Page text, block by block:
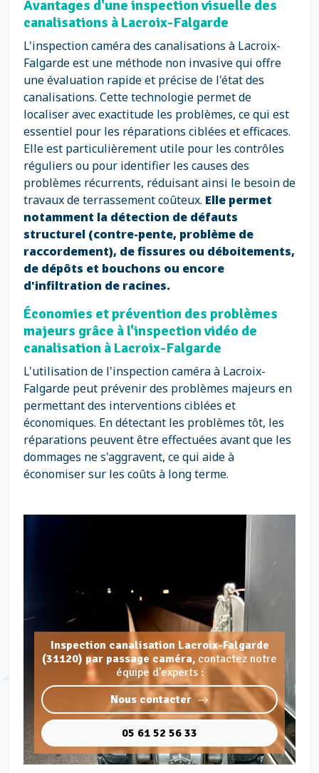
Avantages d'une inspection visuelle des
canalisations à Lacroix-Falgarde
L'inspection caméra des canalisations à Lacroix-
Falgarde est une méthode non invasive qui offre
une évaluation rapide et précise de l'état des
canalisations. Cette technologie permet de
localiser avec exactitude les problèmes, ce qui est
essentiel pour les réparations ciblées et efficaces.
Elle est particulièrement utile pour les contrôles
réguliers ou pour identifier les causes des
problèmes récurrents, réduisant ainsi le besoin de
travaux de terrassement coûteux. Elle permet
notamment la détection de défauts
structurel (contre-pente, problème de
raccordement), de fissures ou déboitements,
de dépôts et bouchons ou encore
d'infiltration de racines.
Économies et prévention des problèmes
majeurs grâce à l'inspection vidéo de
canalisation à Lacroix-Falgarde
L'utilisation de l'inspection caméra à Lacroix-
Falgarde peut prévenir des problèmes majeurs en
permettant des interventions ciblées et
économiques. En détectant les problèmes tôt, les
réparations peuvent être effectuées avant que les
dommages ne s'aggravent, ce qui aide à
économiser sur les coûts à long terme.
Inspection canalisation Lacroix-Falgarde
(31120) par passage caméra, contactez notre
équipe d'experts :
Nous contacter
05 61 52 56 33